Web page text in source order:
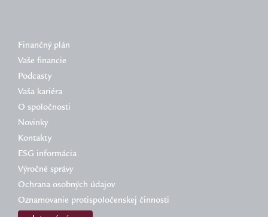
Finančný plán
Vaše financie
Podcasty
Vaša kariéra
O spoločnosti
Novinky
Kontakty
ESG informácia
Výročné správy
Ochrana osobných údajov
Oznamovanie protispoločenskej činnosti